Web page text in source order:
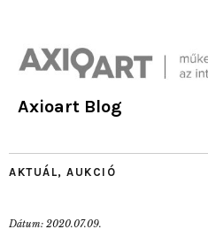
Axioart Blog
AKTUÁL, AUKCIÓ
Dátum: 2020.07.09.